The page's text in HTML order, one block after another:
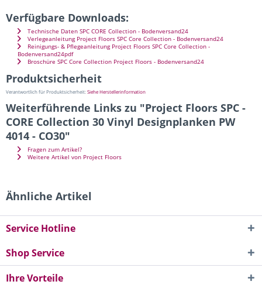
Verfügbare Downloads:
Technische Daten SPC CORE Collection - Bodenversand24
Verlegeanleitung Project Floors SPC Core Collection - Bodenversand24
Reinigungs- & Pflegeanleitung Project Floors SPC Core Collection -
Bodenversand24pdf
Broschüre SPC Core Collection Project Floors - Bodenversand24
Produktsicherheit
Verantwortlich für Produktsicherheit:Siehe Herstellerinformation
Weiterführende Links zu "Project Floors SPC -
CORE Collection 30 Vinyl Designplanken PW
4014 - CO30"
Fragen zum Artikel?
Weitere Artikel von Project Floors
Ähnliche Artikel
Service Hotline
Shop Service
Ihre Vorteile